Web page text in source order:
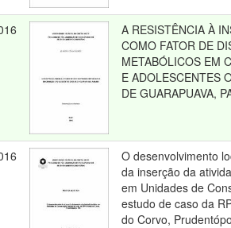
A RESISTÊNCIA À
COMO FATOR DE
METABÓLICOS EM
E ADOLESCENTES
DE GUARAPUAVA,
O desenvolvimento
da inserção da
em Unidades de
estudo de caso da
do Corvo,